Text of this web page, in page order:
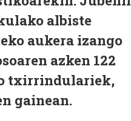
albiste
aukera izango
azken 122
txirrindulariek,
gainean.